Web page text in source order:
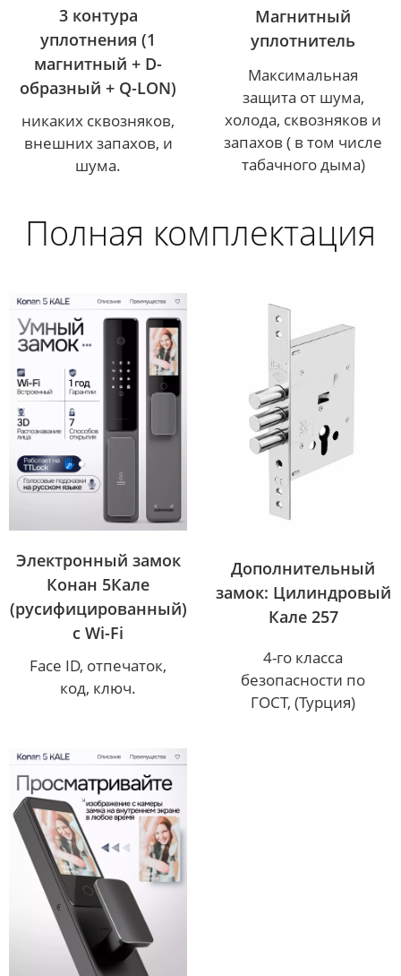
3 контура
уплотнения (1
магнитный + D-
образный + Q-LON)
никаких сквозняков,
внешних запахов, и
шума.
Магнитный
уплотнитель
Максимальная
защита от шума,
холода, сквозняков и
запахов ( в том числе
табачного дыма)
Полная комплектация
Электронный замок
Конан 5Кале
(русифицированный)
с Wi-Fi
Face ID, отпечаток,
код, ключ.
Дополнительный
замок: Цилиндровый
Кале 257
4-го класса
безопасности по
ГОСТ, (Турция)